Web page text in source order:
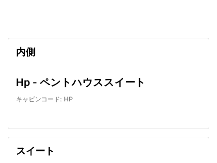
内側
Hp - ペントハウススイート
キャビンコード: HP
スイート